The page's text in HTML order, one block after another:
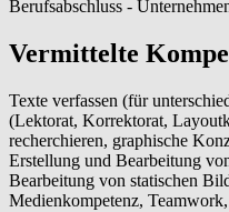
Berufsabschluss -
Vermittelte
Texte verfassen (für
(Lektorat, Korrektorat,
recherchieren, graphische
Erstellung und Bearbeitung
Bearbeitung von statischen
Medienkompetenz,